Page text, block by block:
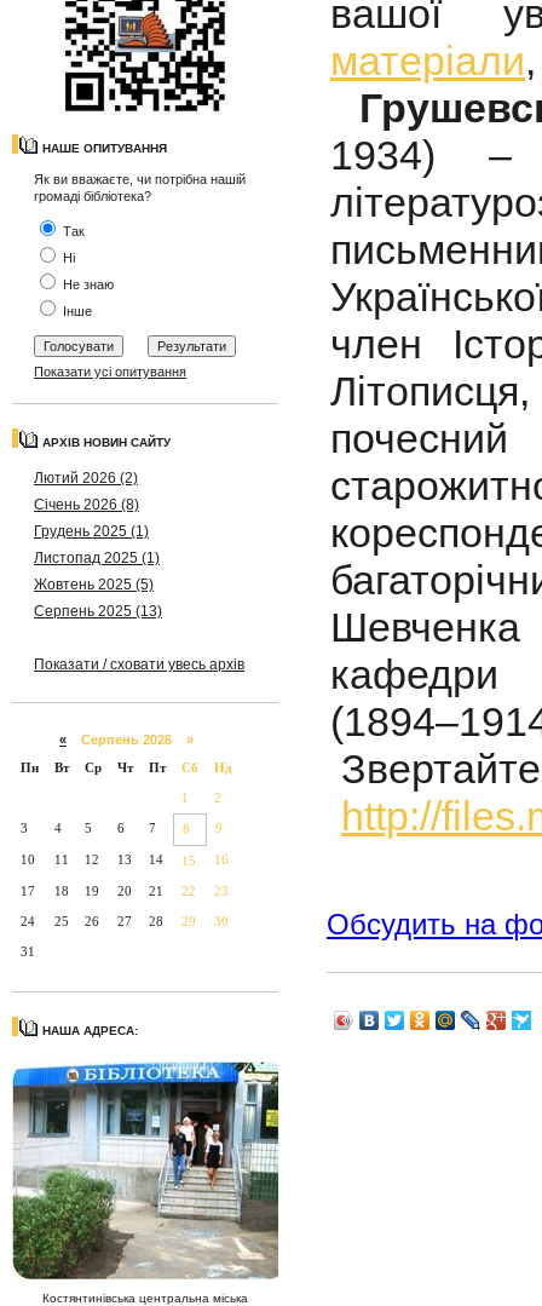
НАШЕ ОПИТУВАННЯ
Як ви вважаєте, чи потрібна нашій
громаді бібліотека?
Так
Ні
Не знаю
Інше
Показати усі опитування
АРХІВ НОВИН САЙТУ
Лютий 2026 (2)
Січень 2026 (8)
Грудень 2025 (1)
Листопад 2025 (1)
Жовтень 2025 (5)
Серпень 2025 (13)
Показати / сховати увесь архів
« Серпень 2026 »
Пн
Вт Ср Чт Пт Сб Нд
1 2
3 4 5 6 7 8 9
10 11 12 13 14 15 16
17 18 19 20 21 22 23
24 25 26 27 28 29 30
31
НАША АДРЕСА:
Костянтинівська центральна міська
вашої
матеріали
1934) –
член
кафедри
http://
Обсудить на